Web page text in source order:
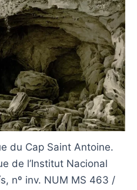
du Cap Saint Antoine.
de l’Institut Nacional
nº inv. NUM MS 463 /